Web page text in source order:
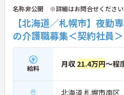
名称非公開 ※詳細はお問合せください
【北海道／札幌市】夜勤
の介護職募集＜契約社員＞
給料 月収 21.4万円～程
北海道 札幌市南区